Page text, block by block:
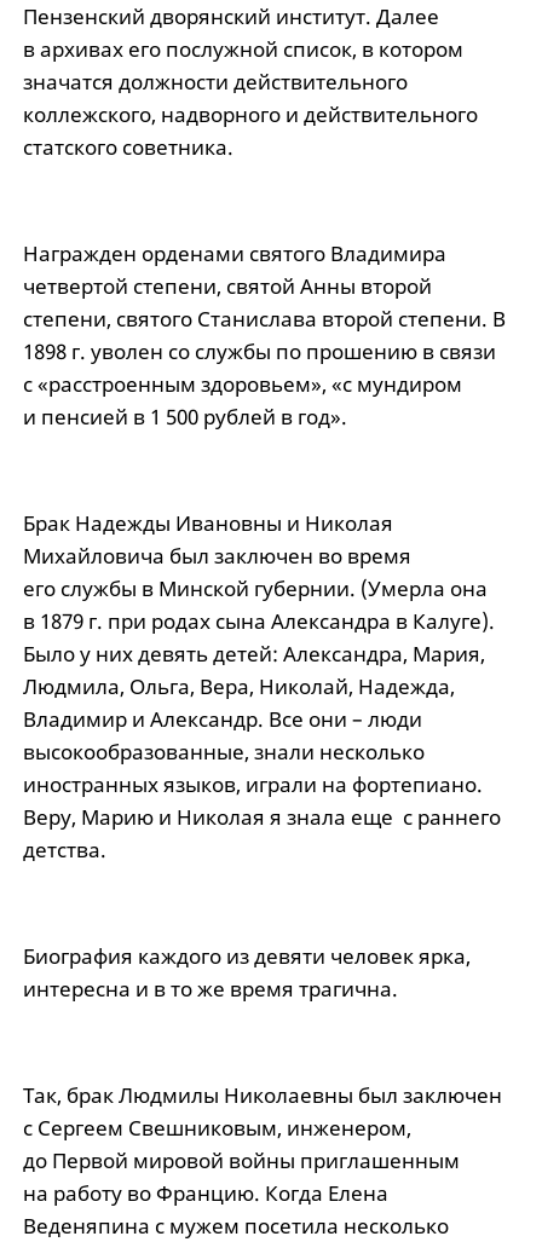
Пензенский дворянский институт. Далее
в архивах его послужной список, в котором
значатся должности действительного
коллежского, надворного и действительного
статского советника.
Награжден орденами святого Владимира
четвертой степени, святой Анны второй
степени, святого Станислава второй степени. В
1898 г. уволен со службы по прошению в связи
с «расстроенным здоровьем», «с мундиром
и пенсией в 1 500 рублей в год».
Брак Надежды Ивановны и Николая
Михайловича был заключен во время
его службы в Минской губернии. (Умерла она
в 1879 г. при родах сына Александра в Калуге).
Было у них девять детей: Александра, Мария,
Людмила, Ольга, Вера, Николай, Надежда,
Владимир и Александр. Все они – люди
высокообразованные, знали несколько
иностранных языков, играли на фортепиано.
Веру, Марию и Николая я знала еще с раннего
детства.
Биография каждого из девяти человек ярка,
интересна и в то же время трагична.
Так, брак Людмилы Николаевны был заключен
с Сергеем Свешниковым, инженером,
до Первой мировой войны приглашенным
на работу во Францию. Когда Елена
Веденяпина с мужем посетила несколько